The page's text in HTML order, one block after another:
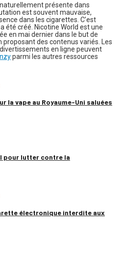
présente dans
est souvent mauvaise,
dans les cigarettes. C’est
été créé. Nicotine World est une
en mai dernier dans le but de
des contenus variés. Les
en ligne peuvent
parmi les autres ressources
la vape au Royaume-Uni saluées
pour lutter contre la
électronique interdite aux